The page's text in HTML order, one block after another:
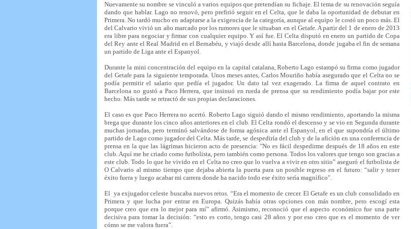
Nuevamente su nombre se vinculó a varios equipos que pretendían su fichaje. El tema de su renovación seguía
dando que hablar. Lago no renovó, pero prefirió seguir en el Celta, que le daba la oportunidad de debutar en
Primera. No tardó mucho en adaptarse a la exigencia de la categoría, aunque al equipo le costó un poco más. El
del Calvario vivió un año marcado por los rumores que le situaban en el Getafe. A partir del 1 de enero de 2013
era libre para negociar y firmar con cualquier equipo. Y así fue. El Celta disputó en enero un partido de Copa
del Rey ante el Real Madrid en el Bernabéu, y viajó desde allí hasta Barcelona, donde jugaba el fin de semana
un partido de Liga ante el Espanyol.
Durante la mini concentración del equipo en la capital catalana, Roberto Lago estampó su firma como jugador
del Getafe para la siguiente temporada. Unos meses antes, Carlos Mouriño había asegurado que el Celta no se
podía permitir el salario que pedía el jugador. Un dato tal vez exagerado. La firma de aquel contrato en
Barcelona no gustó a Paco Herrera, que insinuó en rueda de prensa que su rendimiento podía bajar por este
hecho. Más tarde se retractó de sus propias declaraciones.
El caso es que Paco Herrera no acertó. Roberto Lago siguió dando el mismo rendimiento, aportando la misma
brega que durante los cinco años anteriores en el club. El Celta rondó el descenso y se vio en Segunda durante
muchas jornadas, pero terminó salvándose de forma agónica ante el Espanyol, en el que supondría el último
partido de Lago como jugador del Celta. Más tarde, se despediría del club y de la afición en una conferencia de
prensa en la que las lágrimas hicieron acto de presencia: "No es fácil despedirme después de 18 años en este
club. Aquí me he criado como futbolista, pero también como persona. Todos los valores que tengo son gracias a
este club. Todo lo que he vivido en el Celta no creo que lo vuelva a vivir en otro sitio” aseguró el futbolista de
O Calvario al mismo tiempo que dejaba abierta la puerta para un posible regreso en el futuro: “salir y tener
éxito fuera y luego acabar mi carrera donde ha nacido todo ese éxito sería magnífico".
El ya exjugador celeste buscaba nuevos retos. “Era el momento de crecer. El Getafe es un club consolidado en
Primera y que lucha por entrar en Europa. Quizás había otras opciones con más nombre, pero escogí esta
porque creo que era lo mejor para mí” afirmó. Asimismo, reconoció que el aspecto económico fue una parte
decisiva para tomar la decisión: “esto es corto, tengo casi 28 años y por eso creo que es el momento de ver
cómo se me valora fuera”.